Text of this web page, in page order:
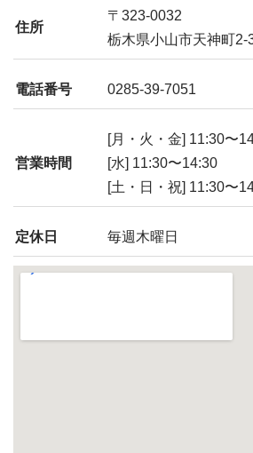
住所
〒323-0032
栃木県小山市天神町2-
電話番号 0285-39-7051
営業時間
[月・火・金] 11:30〜
[水] 11:30〜14:30
[土・日・祝] 11:30〜
定休日 毎週木曜日